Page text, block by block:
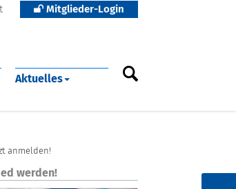
Mitglieder-Login
Aktuelles
anmelden!
werden!